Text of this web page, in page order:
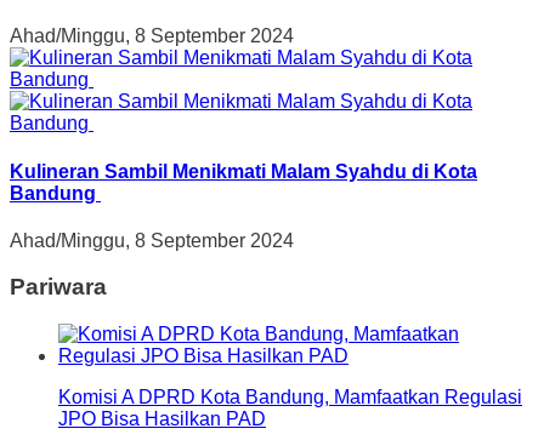
Ahad/Minggu, 8 September 2024
Kulineran Sambil Menikmati Malam Syahdu di Kota
Bandung
Ahad/Minggu, 8 September 2024
Pariwara
Komisi A DPRD Kota Bandung, Mamfaatkan Regulasi
JPO Bisa Hasilkan PAD